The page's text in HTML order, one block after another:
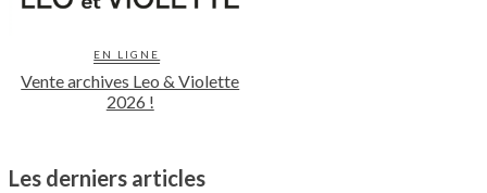
EN LIGNE
Vente archives Leo & Violette
2026 !
Les derniers articles